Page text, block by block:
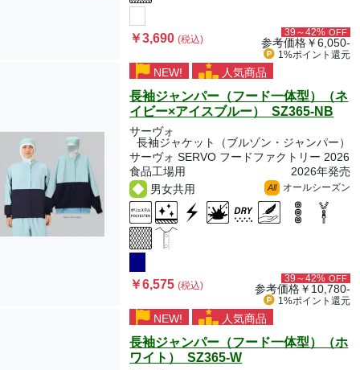
￥3,690(税込)
39～42% OFF
参考価格￥6,050-
1%ポイント 還元
NEW! 人気商品
長袖ジャンパー（フード一体型）（ネ
イビー×アイスブルー） SZ365-NB
サーヴォ
長袖ジャケット（ブルゾン・ジャンパー）
サーヴォ SERVO フードファクトリー 2026
食品工場用
2026年発売
男女共用
All オールシーズン
￥6,575(税込)
39～42% OFF
参考価格￥10,780-
1%ポイント 還元
NEW! 人気商品
長袖ジャンパー（フード一体型）（ホ
ワイト） SZ365-W